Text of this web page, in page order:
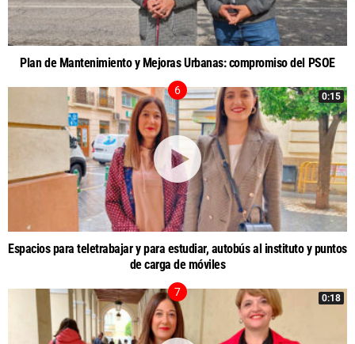
Plan de Mantenimiento y Mejoras Urbanas: compromiso del PSOE
0:15
Espacios para teletrabajar y para estudiar, autobús al instituto y puntos
de carga de móviles
0:18